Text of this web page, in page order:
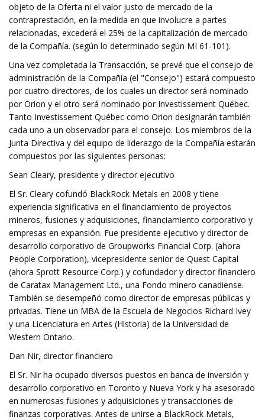
objeto de la Oferta ni el valor justo de mercado de la
contraprestación, en la medida en que involucre a partes
relacionadas, excederá el 25% de la capitalización de mercado
de la Compañía. (según lo determinado según MI 61-101).
Una vez completada la Transacción, se prevé que el consejo de
administración de la Compañía (el "Consejo") estará compuesto
por cuatro directores, de los cuales un director será nominado
por Orion y el otro será nominado por Investissement Québec.
Tanto Investissement Québec como Orion designarán también
cada uno a un observador para el consejo. Los miembros de la
Junta Directiva y del equipo de liderazgo de la Compañía estarán
compuestos por las siguientes personas:
Sean Cleary, presidente y director ejecutivo
El Sr. Cleary cofundó BlackRock Metals en 2008 y tiene
experiencia significativa en el financiamiento de proyectos
mineros, fusiones y adquisiciones, financiamiento corporativo y
empresas en expansión. Fue presidente ejecutivo y director de
desarrollo corporativo de Groupworks Financial Corp. (ahora
People Corporation), vicepresidente senior de Quest Capital
(ahora Sprott Resource Corp.) y cofundador y director financiero
de Caratax Management Ltd., una Fondo minero canadiense.
También se desempeñó como director de empresas públicas y
privadas. Tiene un MBA de la Escuela de Negocios Richard Ivey
y una Licenciatura en Artes (Historia) de la Universidad de
Western Ontario.
Dan Nir, director financiero
El Sr. Nir ha ocupado diversos puestos en banca de inversión y
desarrollo corporativo en Toronto y Nueva York y ha asesorado
en numerosas fusiones y adquisiciones y transacciones de
finanzas corporativas. Antes de unirse a BlackRock Metals,